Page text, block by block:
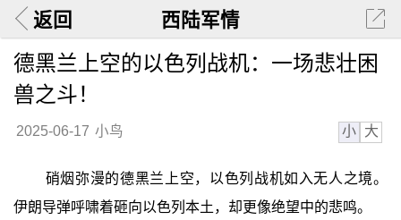
返回 西陆军情
德黑兰上空的以色列战机：一场悲壮困
兽之斗！
2025-06-17 小鸟 小 大
硝烟弥漫的德黑兰上空，以色列战机如入无人之境。
伊朗导弹呼啸着砸向以色列本土，却更像绝望中的悲鸣。